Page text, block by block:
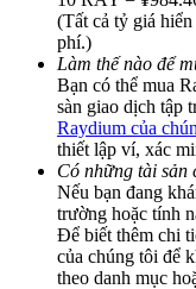
BTC Welcome
Deposit & Trade
Deposit
(Tất cả tỷ giá
phí.)
Làm thế nào để
Bạn có thể mua
sàn giao dịch tập
Raydium của
thiết lập ví, xác
Có những tài sản
Nếu bạn đang
trường hoặc tính
Để biết thêm chi
của chúng tôi để
theo danh mục